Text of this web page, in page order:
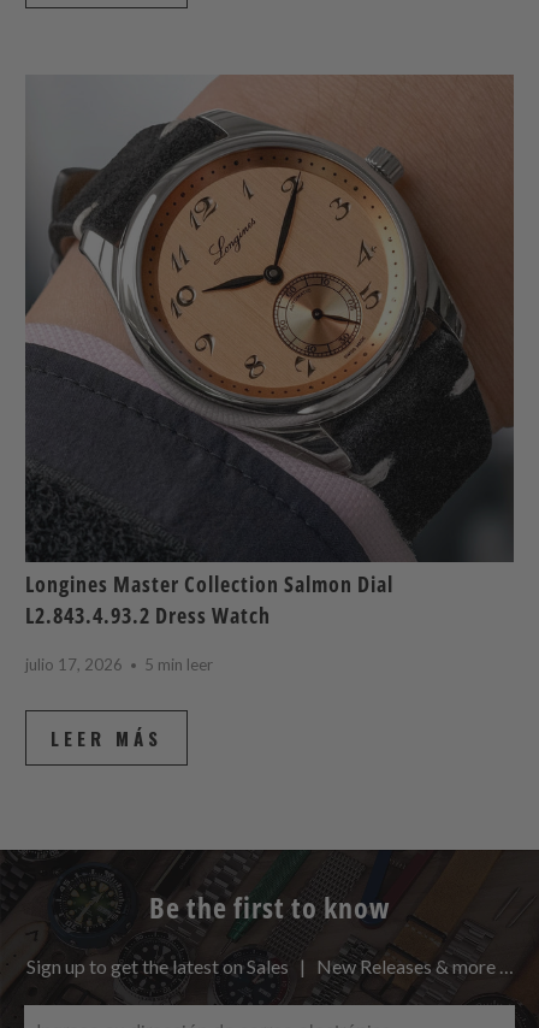
Longines Master Collection Salmon Dial
L2.843.4.93.2 Dress Watch
julio 17, 2026 5 min leer
LEER MÁS
Be the first to know
Sign up to get the latest on Sales | New Releases & more …